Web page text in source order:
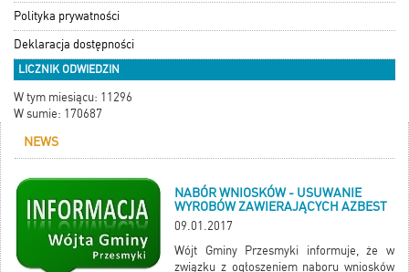
Polityka prywatności
Deklaracja dostępności
LICZNIK ODWIEDZIN
W tym miesiącu: 11296
W sumie: 170687
NEWS
NABÓR WNIOSKÓW - USUWANIE
WYROBÓW ZAWIERAJĄCYCH AZBEST
09.01.2017
Wójt Gminy Przesmyki informuje, że w
związku z ogłoszeniem naboru wniosków